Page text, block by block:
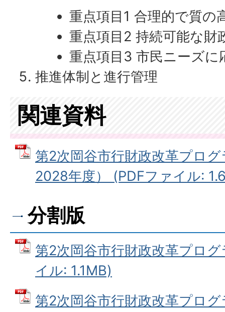
重点項目1 合理的で質の
重点項目2 持続可能な財
重点項目3 市民ニーズに
推進体制と進行管理
関連資料
第2次岡谷市行財政改革プロ
2028年度） (PDFファイル:
分割版
第2次岡谷市行財政改革プロ
イル: 1.1MB)
第2次岡谷市行財政改革プロ